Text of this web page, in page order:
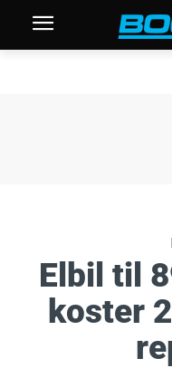
Elbil til
koster